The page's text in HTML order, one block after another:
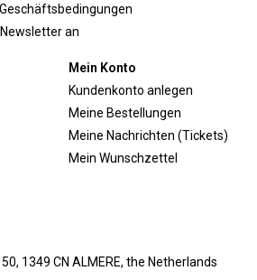
an
Mein Konto
Kundenkonto anlegen
Meine Bestellungen
Meine Nachrichten (Tickets)
Mein Wunschzettel
1349 CN ALMERE, the Netherlands